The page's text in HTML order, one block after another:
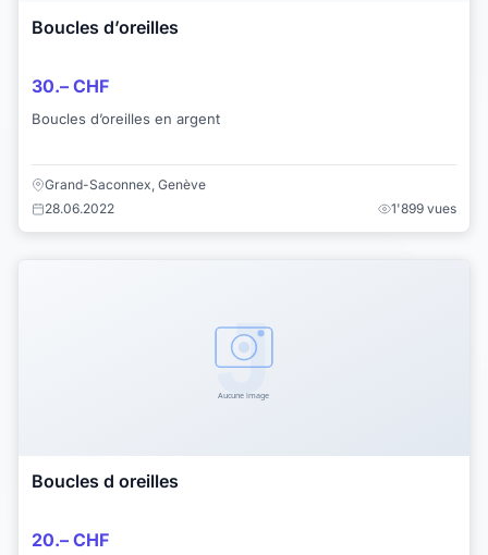
Boucles d’oreilles
30.– CHF
Boucles d’oreilles en argent
Grand-Saconnex, Genève
28.06.2022
1'899 vues
Boucles d oreilles
20.– CHF